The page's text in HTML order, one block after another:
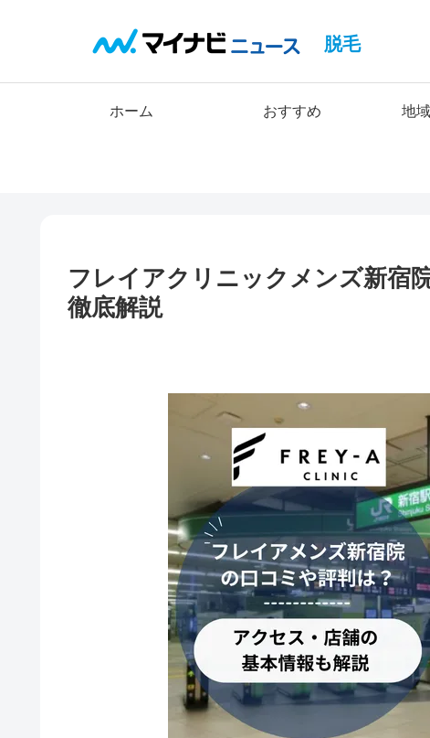
脱毛
ホーム おすすめ 地
フレイアクリニックメンズ新宿
徹底解説